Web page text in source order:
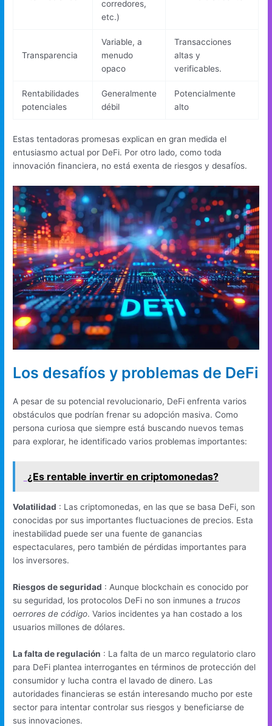
corredores,
etc.)
Transparencia
Variable, a
menudo
opaco
Transacciones
altas y
verificables.
Rentabilidades
potenciales
Generalmente
débil
Potencialmente
alto
Estas tentadoras promesas explican en gran medida el
entusiasmo actual por DeFi. Por otro lado, como toda
innovación financiera, no está exenta de riesgos y desafíos.
Los desafíos y problemas de DeFi
A pesar de su potencial revolucionario, DeFi enfrenta varios
obstáculos que podrían frenar su adopción masiva. Como
persona curiosa que siempre está buscando nuevos temas
para explorar, he identificado varios problemas importantes:
¿Es rentable invertir en criptomonedas?
Volatilidad : Las criptomonedas, en las que se basa DeFi, son
conocidas por sus importantes fluctuaciones de precios. Esta
inestabilidad puede ser una fuente de ganancias
espectaculares, pero también de pérdidas importantes para
los inversores.
Riesgos de seguridad : Aunque blockchain es conocido por
su seguridad, los protocolos DeFi no son inmunes a trucos
oerrores de código. Varios incidentes ya han costado a los
usuarios millones de dólares.
La falta de regulación : La falta de un marco regulatorio claro
para DeFi plantea interrogantes en términos de protección del
consumidor y lucha contra el lavado de dinero. Las
autoridades financieras se están interesando mucho por este
sector para intentar controlar sus riesgos y beneficiarse de
sus innovaciones.